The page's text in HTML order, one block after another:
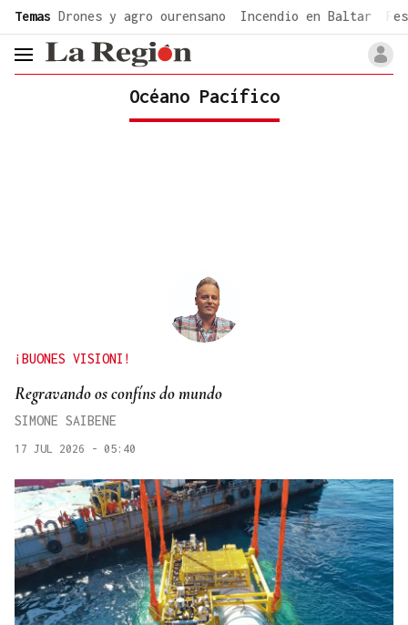
Temas Drones y agro ourensano Incendio en Baltar
header.menu.open
Océano Pacífico
¡BUONES VISIONI!
Regravando os confíns do mundo
SIMONE SAIBENE
17 JUL 2026 - 05:40